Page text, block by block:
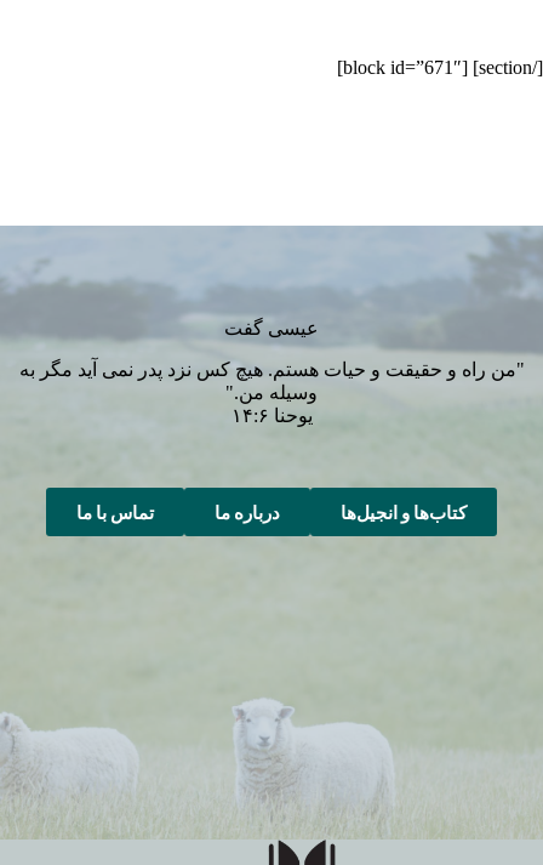
[/section] [block id=”671″]
عیسی گفت
"من راه و حقیقت و حیات هستم. هیچ کس نزد پدر نمی آید مگر به
وسیله من."
یوحنا ۱۴:۶
کتاب‌ها و انجیل‌ها درباره ما تماس با ما